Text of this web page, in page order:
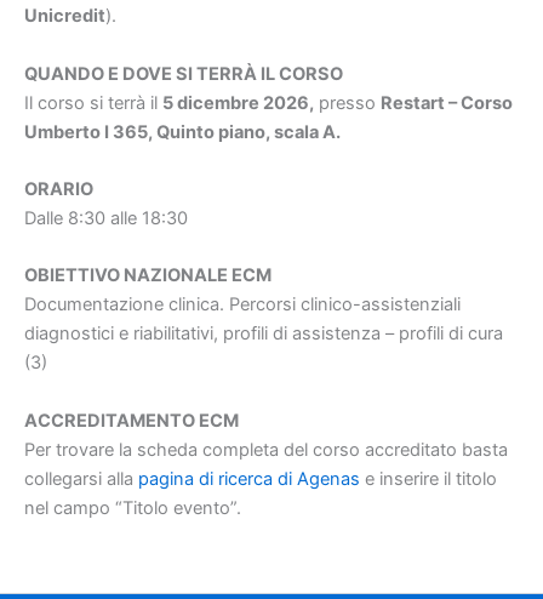
Unicredit).
QUANDO E DOVE SI TERRÀ IL CORSO
Il corso si terrà il 5 dicembre 2026, presso Restart – Corso
Umberto I 365, Quinto piano, scala A.
ORARIO
Dalle 8:30 alle 18:30
OBIETTIVO NAZIONALE ECM
Documentazione clinica. Percorsi clinico-assistenziali
diagnostici e riabilitativi, profili di assistenza – profili di cura
(3)
ACCREDITAMENTO ECM
Per trovare la scheda completa del corso accreditato basta
collegarsi alla pagina di ricerca di Agenas e inserire il titolo
nel campo “Titolo evento”.